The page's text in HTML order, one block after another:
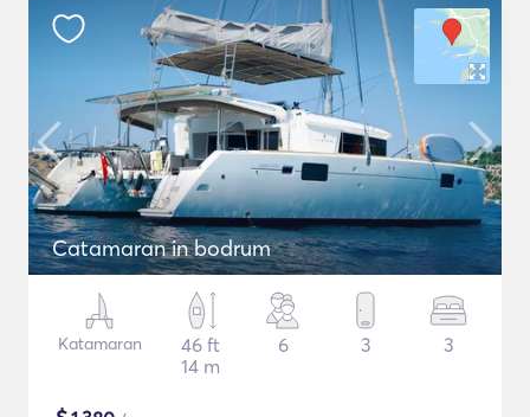
Catamaran in bodrum
Katamaran
46 ft
14 m
6 3 3